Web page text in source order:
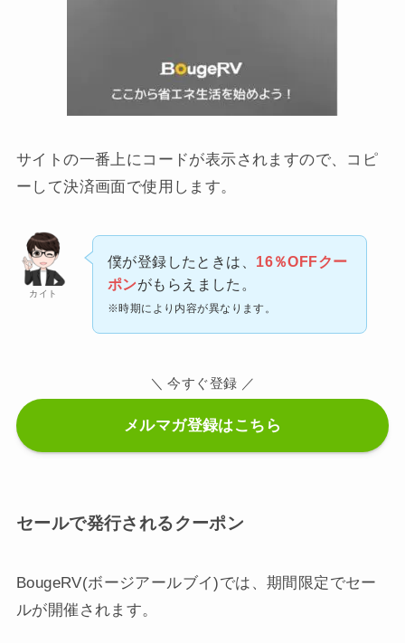
サイトの一番上にコードが表示されますので、コピ
ーして決済画面で使用します。
カイト
僕が登録したときは、 16％OFFクー
ポンがもらえました。
※時期により内容が異なります。
＼ 今すぐ登録 ／
メルマガ登録はこちら
セールで発行されるクーポン
BougeRV(ボージアールブイ)では、期間限定でセー
ルが開催されます。